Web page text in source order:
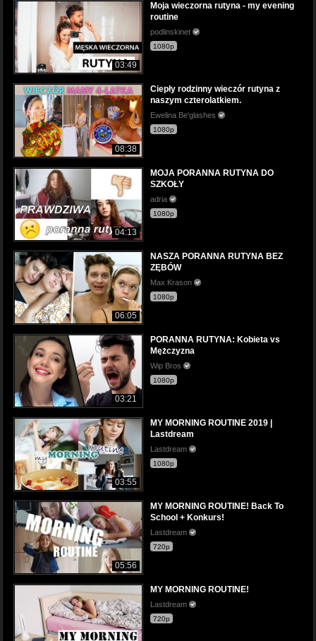
03:49
Moja wieczorna rutyna - my evening
routine
podlinskinet
1080p
08:38
Ciepły rodzinny wieczór rutyna z
naszym czterolatkiem.
Ewelina Be'glashes
1080p
04:13
MOJA PORANNA RUTYNA DO
SZKOŁY
adria
1080p
06:05
NASZA PORANNA RUTYNA BEZ
ZĘBÓW
Max Krason
1080p
03:21
PORANNA RUTYNA: Kobieta vs
Mężczyzna
Wip Bros
1080p
03:55
MY MORNING ROUTINE 2019 |
Lastdream
Lastdream
1080p
05:56
MY MORNING ROUTINE! Back To
School + Konkurs!
Lastdream
720p
MY MORNING ROUTINE!
Lastdream
720p